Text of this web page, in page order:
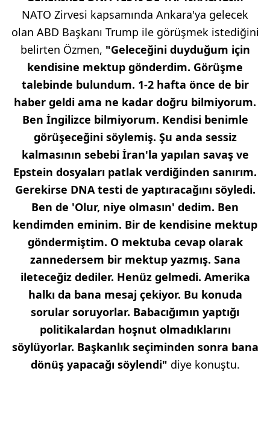
NATO Zirvesi kapsamında Ankara'ya gelecek
olan ABD Başkanı Trump ile görüşmek istediğini
belirten Özmen, "Geleceğini duyduğum için
kendisine mektup gönderdim. Görüşme
talebinde bulundum. 1-2 hafta önce de bir
haber geldi ama ne kadar doğru bilmiyorum.
Ben İngilizce bilmiyorum. Kendisi benimle
görüşeceğini söylemiş. Şu anda sessiz
kalmasının sebebi İran'la yapılan savaş ve
Epstein dosyaları patlak verdiğinden sanırım.
Gerekirse DNA testi de yaptıracağını söyledi.
Ben de 'Olur, niye olmasın' dedim. Ben
kendimden eminim. Bir de kendisine mektup
göndermiştim. O mektuba cevap olarak
zannedersem bir mektup yazmış. Sana
ileteceğiz dediler. Henüz gelmedi. Amerika
halkı da bana mesaj çekiyor. Bu konuda
sorular soruyorlar. Babacığımın yaptığı
politikalardan hoşnut olmadıklarını
söylüyorlar. Başkanlık seçiminden sonra bana
dönüş yapacağı söylendi" diye konuştu.